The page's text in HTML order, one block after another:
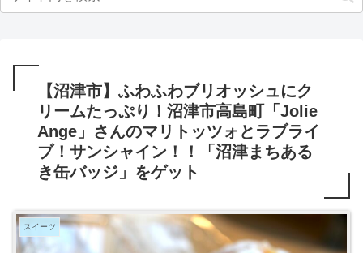
【沼津市】ふわふわブリオッシュにク
リームたっぷり！沼津市高島町「Jolie
Ange」さんのマリトッツォとラブライ
ブ！サンシャイン！！「沼津まちある
き缶バッジ」をゲット
スイーツ